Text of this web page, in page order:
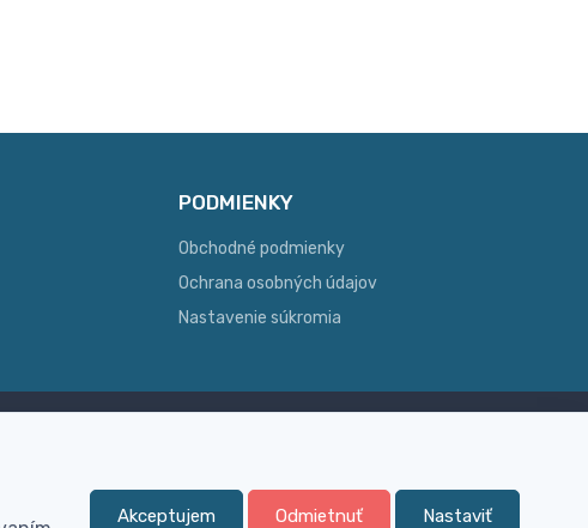
PODMIENKY
Obchodné podmienky
Ochrana osobných údajov
Nastavenie súkromia
originálny
Široký sortiment, z ktorého Vám
pomôžeme vybrať
Akceptujem Odmietnuť Nastaviť